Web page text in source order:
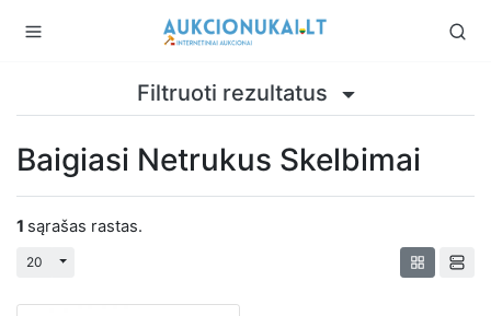
Filtruoti rezultatus
Baigiasi Netrukus Skelbimai
1 sąrašas rastas.
20 Perjungti išplečiamąjį sąrašą